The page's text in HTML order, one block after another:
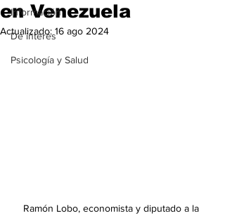
Información
De interés
Psicología y Salud
en Venezuela
Actualizado: 16 ago 2024
Ramón Lobo, economista y diputado a la